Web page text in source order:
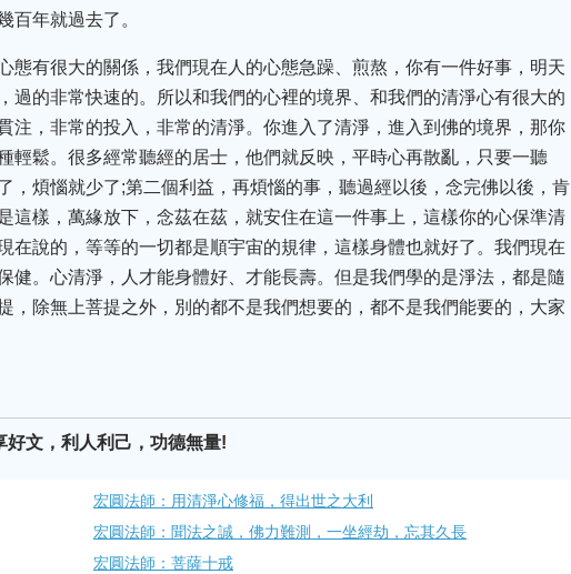
百年就過去了。
態有很大的關係，我們現在人的心態急躁、煎熬，你有一件好事，明天
過的非常快速的。所以和我們的心裡的境界、和我們的清淨心有很大的
注，非常的投入，非常的清淨。你進入了清淨，進入到佛的境界，那你
輕鬆。很多經常聽經的居士，他們就反映，平時心再散亂，只要一聽
，煩惱就少了;第二個利益，再煩惱的事，聽過經以後，念完佛以後，肯
這樣，萬緣放下，念茲在茲，就安住在這一件事上，這樣你的心保準清
在說的，等等的一切都是順宇宙的規律，這樣身體也就好了。我們現在
健。心清淨，人才能身體好、才能長壽。但是我們學的是淨法，都是隨
，除無上菩提之外，別的都不是我們想要的，都不是我們能要的，大家
好文，利人利己，功德無量!
宏圓法師：用清淨心修福，得出世之大利
宏圓法師：聞法之誠，佛力難測，一坐經劫，忘其久長
宏圓法師：菩薩十戒